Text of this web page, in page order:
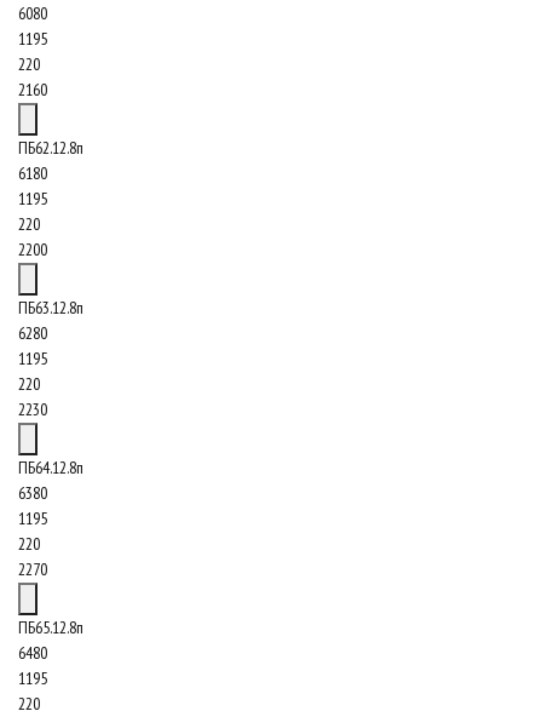
6080
1195
220
2160
ПБ62.12.8п
6180
1195
220
2200
ПБ63.12.8п
6280
1195
220
2230
ПБ64.12.8п
6380
1195
220
2270
ПБ65.12.8п
6480
1195
220